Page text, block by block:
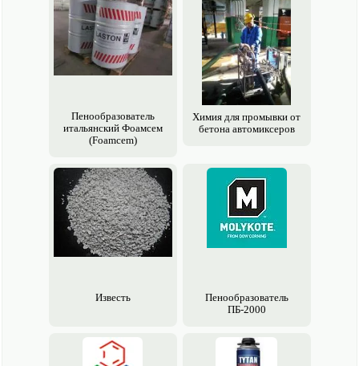
Пенообразователь
итальянский Фоамсем
(Foamcem)
Химия для промывки от
бетона авто­миксеров
Известь
Пенообразователь
ПБ-2000